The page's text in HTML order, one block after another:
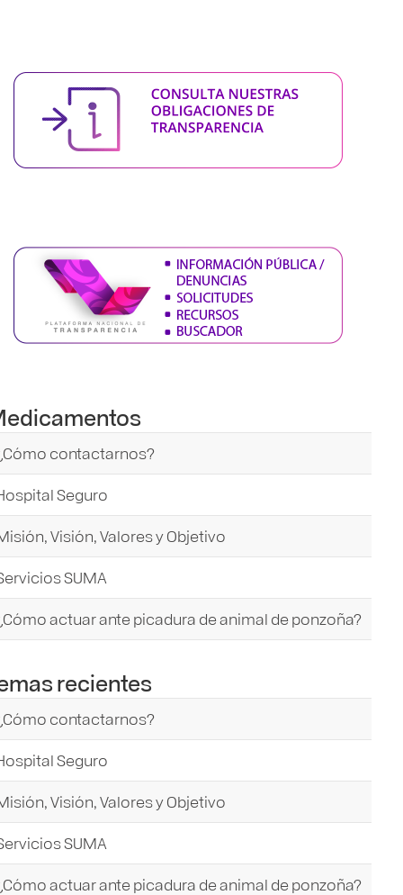
contactarnos?
Seguro
Visión, Valores y Objetivo
SUMA
actuar ante picadura de animal de ponzoña?
recientes
contactarnos?
Seguro
Visión, Valores y Objetivo
SUMA
actuar ante picadura de animal de ponzoña?